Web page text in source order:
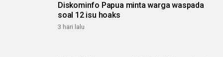
Diskominfo Papua minta warga waspada
soal 12 isu hoaks
3 hari lalu